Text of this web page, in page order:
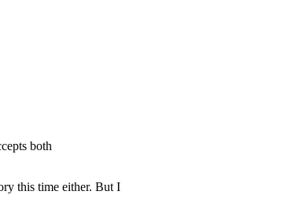
both
this time either. But I